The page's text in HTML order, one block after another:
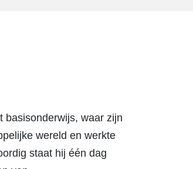
basisonderwijs, waar zijn
wereld en werkte
staat hij één dag